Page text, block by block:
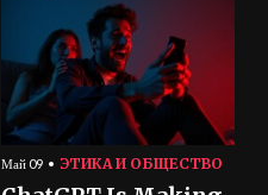
Май 09 ЭТИКА И ОБЩЕСТВО